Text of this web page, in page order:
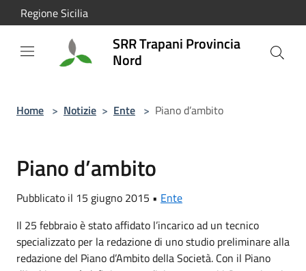
Salta al contenuto principale
Regione Sicilia
SRR Trapani Provincia
Nord
Home > Notizie > Ente > Piano d’ambito
Piano d’ambito
Pubblicato il 15 giugno 2015 • Ente
Il 25 febbraio è stato affidato l’incarico ad un tecnico
specializzato per la redazione di uno studio preliminare alla
redazione del Piano d’Ambito della Società. Con il Piano